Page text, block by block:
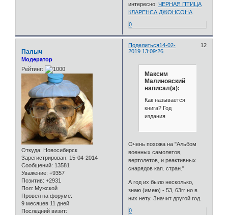
интересно:ЧЕРНАЯ ПТИЦА
КЛАРЕНСА ДЖОНСОНА
0
Поделиться 12
14-02-
2019 13:09:26
Палыч
Модератор
Рейтинг:
Откуда: Новосибирск
Зарегистрирован: 15-04-2014
Сообщений: 13581
Уважение: +9357
Позитив: +2931
Пол: Мужской
Провел на форуме:
9 месяцев 11 дней
Последний визит:
Максим
Малиновский
написал(а):
Как называется
книга? Год
издания
Очень похожа на "Альбом
военных самолетов,
вертолетов, и реактивных
снарядов кап. стран."
А год их было несколько,
знаю (имею) - 53, 63гг но в
них нету. Значит другой год.
0